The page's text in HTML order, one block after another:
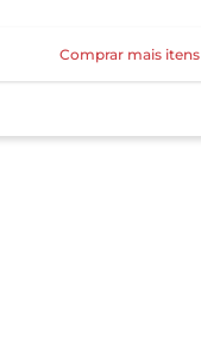
Comprar mais itens